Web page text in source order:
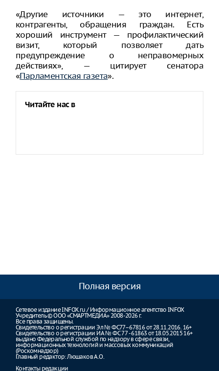
«Другие источники — это интернет,
контрагенты, обращения граждан. Есть
хороший инструмент — профилактический
визит, который позволяет дать
предупреждение о неправомерных
действиях», — цитирует сенатора
«Парламентская газета».
Читайте нас в
Полная версия
Сетевое издание INFOX.ru / Информационное агентство INFOX
Учредитель © ООО «СМАРТМЕДИА» 2008-2026 г.
Все права защищены.
Свидетельство о регистрации Эл № ФС77–67816 от 28.11.2016. 16+
Свидетельство о регистрации ИА № ФС 77 - 61863 от 18.05.2015 16+
выдано Федеральной службой по надзору в сфере связи,
информационных технологий и массовых коммуникаций
(Роскомнадзор)
Главный редактор: Люшаков А.О.
Контакты редакции